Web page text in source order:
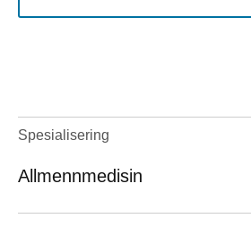
Spesialisering
Allmennmedisin